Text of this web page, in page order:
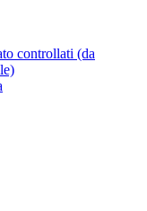
controllati (da